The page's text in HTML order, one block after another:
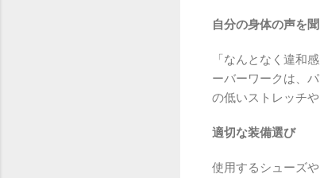
自分の身体の声を聞
「なんとなく違和
ーバーワークは、
の低いストレッチ
適切な装備選び
使用するシューズ